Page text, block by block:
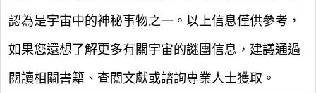
認為是宇宙中的神秘事物之一。以上信息僅供參考，
如果您還想了解更多有關宇宙的謎團信息，建議通過
閱讀相關書籍、查閱文獻或諮詢專業人士獲取。